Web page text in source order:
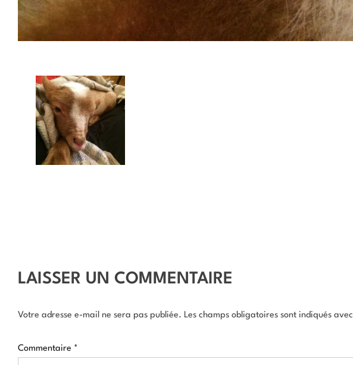
LAISSER UN COMMENTAIRE
Votre adresse e-mail ne sera pas publiée. Les champs obligatoires sont indiqués avec
Commentaire *